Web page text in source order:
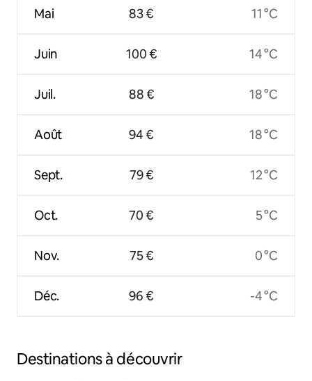
Mai
Juin
Juil.
Août
Sept.
Oct.
Nov.
Déc.
83 €
100 €
88 €
94 €
79 €
70 €
75 €
96 €
11 °C
14 °C
18 °C
18 °C
12 °C
5 °C
0 °C
-4 °C
Destinations à découvrir